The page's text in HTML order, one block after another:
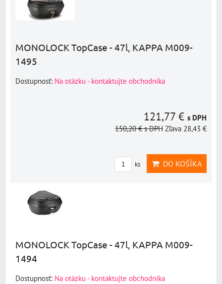
MONOLOCK TopCase - 47l, KAPPA M009-
1495
Dostupnosť: Na otázku - kontaktujte obchodníka
121,77 € s DPH
150,20 €s DPH Zľava 28,43 €
ks DO KOŠÍKA
MONOLOCK TopCase - 47l, KAPPA M009-
1494
Dostupnosť: Na otázku - kontaktujte obchodníka